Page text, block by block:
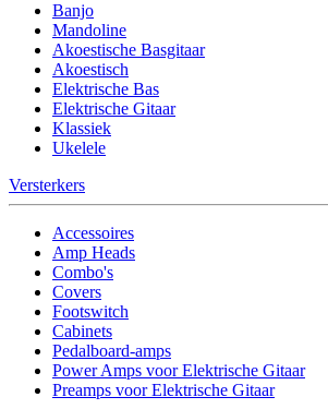
Banjo
Mandoline
Akoestische Basgitaar
Akoestisch
Elektrische Bas
Elektrische Gitaar
Klassiek
Ukelele
Versterkers
Accessoires
Amp Heads
Combo's
Covers
Footswitch
Cabinets
Pedalboard-amps
Power Amps voor Elektrische Gitaar
Preamps voor Elektrische Gitaar